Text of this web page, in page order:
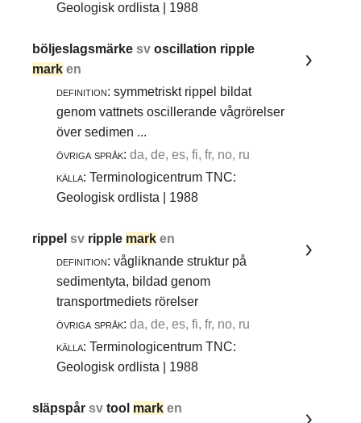
Geologisk ordlista | 1988
böljeslagsmärkesvoscillation ripple
mark en
definition: symmetriskt rippel bildat
genom vattnets oscillerande vågrörelser
över sedimen ...
övriga språk: da, de, es, fi, fr, no, ru
källa: Terminologicentrum TNC:
Geologisk ordlista | 1988
rippelsv ripple mark en
definition: vågliknande struktur på
sedimentyta, bildad genom
transportmediets rörelser
övriga språk: da, de, es, fi, fr, no, ru
källa: Terminologicentrum TNC:
Geologisk ordlista | 1988
släpspårsvtool mark en